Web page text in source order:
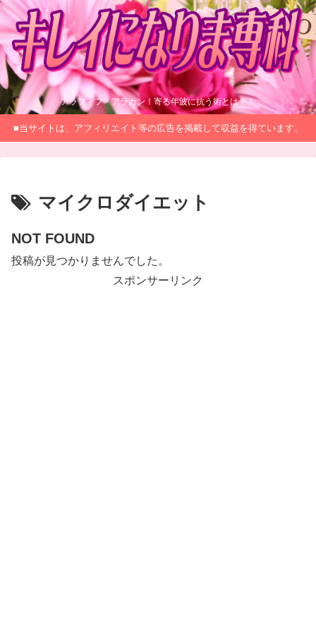
アラフィフ・アラカン！寄る年波に抗う術とは？！
■当サイトは、アフィリエイト等の広告を掲載して収益を得ています。
マイクロダイエット
NOT FOUND
投稿が見つかりませんでした。
スポンサーリンク